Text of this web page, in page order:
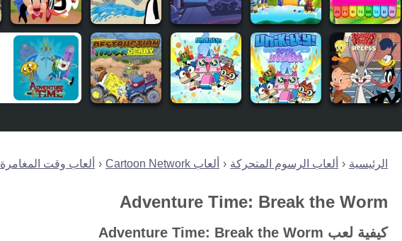
الرئيسية ألعاب الرسوم المتحركة ألعاب Cartoon Network ألعاب وقت المغامرة
Adventure Time: Break the Worm
كيفية لعب Adventure Time: Break the Worm